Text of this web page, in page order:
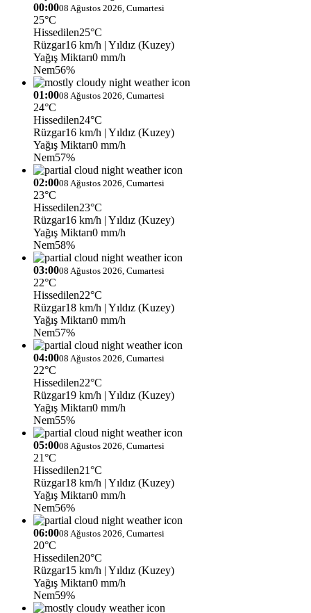
00:0008 Ağustos 2026, Cumartesi
25°C
Hissedilen25°C
Rüzgar16 km/h | Yıldız (Kuzey)
Yağış Miktarı0 mm/h
Nem56%
01:0008 Ağustos 2026, Cumartesi
24°C
Hissedilen24°C
Rüzgar16 km/h | Yıldız (Kuzey)
Yağış Miktarı0 mm/h
Nem57%
02:0008 Ağustos 2026, Cumartesi
23°C
Hissedilen23°C
Rüzgar16 km/h | Yıldız (Kuzey)
Yağış Miktarı0 mm/h
Nem58%
03:0008 Ağustos 2026, Cumartesi
22°C
Hissedilen22°C
Rüzgar18 km/h | Yıldız (Kuzey)
Yağış Miktarı0 mm/h
Nem57%
04:0008 Ağustos 2026, Cumartesi
22°C
Hissedilen22°C
Rüzgar19 km/h | Yıldız (Kuzey)
Yağış Miktarı0 mm/h
Nem55%
05:0008 Ağustos 2026, Cumartesi
21°C
Hissedilen21°C
Rüzgar18 km/h | Yıldız (Kuzey)
Yağış Miktarı0 mm/h
Nem56%
06:0008 Ağustos 2026, Cumartesi
20°C
Hissedilen20°C
Rüzgar15 km/h | Yıldız (Kuzey)
Yağış Miktarı0 mm/h
Nem59%